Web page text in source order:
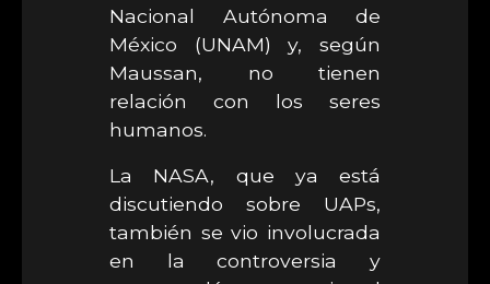
Nacional Autónoma de
México (UNAM) y, según
Maussan, no tienen
relación con los seres
humanos.
La NASA, que ya está
discutiendo sobre UAPs,
también se vio involucrada
en la controversia y